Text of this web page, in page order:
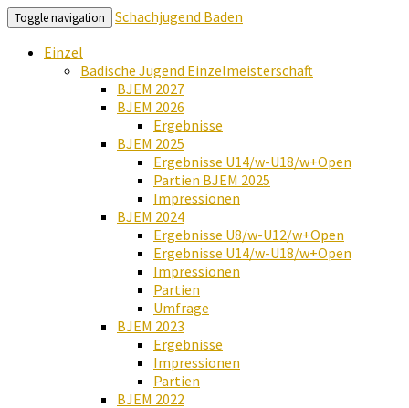
Toggle navigation
Schachjugend Baden
Einzel
Badische Jugend Einzelmeisterschaft
BJEM 2027
BJEM 2026
Ergebnisse
BJEM 2025
Ergebnisse U14/w-U18/w+Open
Partien BJEM 2025
Impressionen
BJEM 2024
Ergebnisse U8/w-U12/w+Open
Ergebnisse U14/w-U18/w+Open
Impressionen
Partien
Umfrage
BJEM 2023
Ergebnisse
Impressionen
Partien
BJEM 2022